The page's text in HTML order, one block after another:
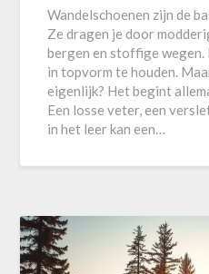
Wandelschoenen zijn de
Ze dragen je door
bergen en stoffige wegen.
in topvorm te houden.
eigenlijk? Het begint
Een losse veter, een
in het leer kan een…